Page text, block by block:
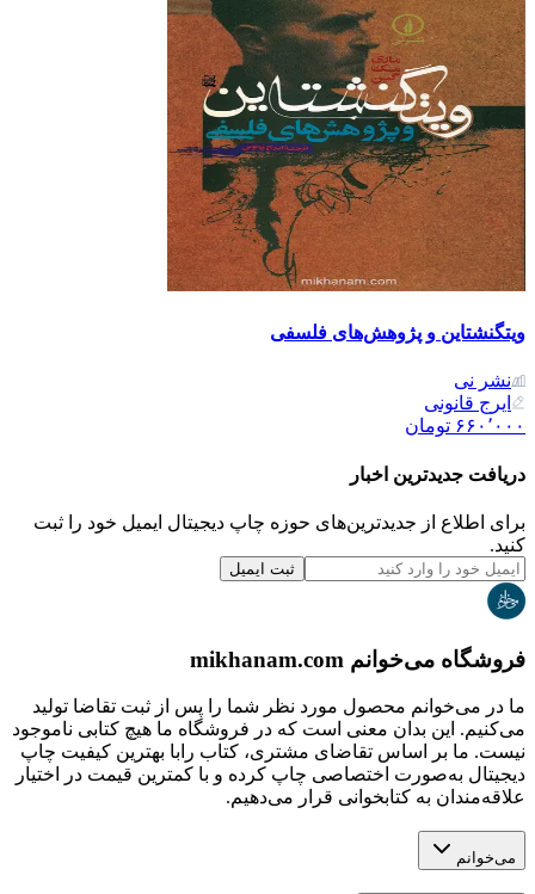
ویتگنشتاین و پژوهش‌های فلسفی
نشر نی
ایرج قانونی
۶۶۰٬۰۰۰ تومان
دریافت جدیدترین‌ اخبار
برای اطلاع از جدیدترین‌های حوزه چاپ دیجیتال ایمیل خود را ثبت
کنید.
ثبت ایمیل
فروشگاه می‌خوانم mikhanam.com
ما در می‌خوانم محصول مورد نظر شما را پس از ثبت تقاضا تولید
می‌کنیم. این بدان معنی است که در فروشگاه ما هیچ کتابی ناموجود
نیست. ما بر اساس تقاضای مشتری، کتاب رابا بهترین کیفیت چاپ
دیجیتال به‌صورت اختصاصی چاپ کرده و با کمترین قیمت در اختیار
علاقه‌مندان به کتابخوانی قرار می‌دهیم.
می‌خوانم